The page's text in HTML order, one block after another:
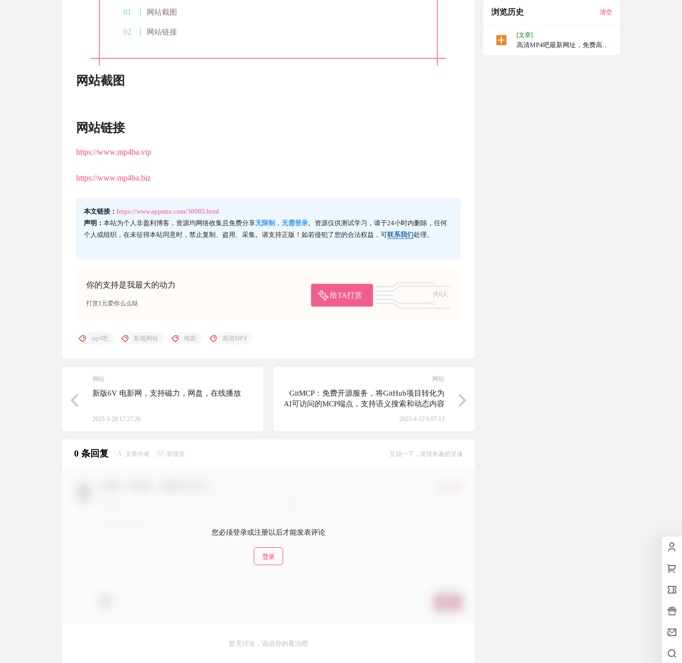
网站截图
网站链接
网站截图
网站链接
https://www.mp4ba.vip
https://www.mp4ba.biz
本文链接： https://www.appmiu.com/30085.html
声明： 本站为个人非盈利博客，资源均网络收集且免费分享无限制 ， 无需登录。资源仅供测试学习，请于24小时内删除，任何
个人或组织，在未征得本站同意时，禁止复制、盗用、采集。请支持正版！如若侵犯了您的合法权益，可联系我们处理。
你的支持是我最大的动力
给TA打赏
共0人
打赏1元爱你么么哒
mp4吧 影视网站 电影 高清MP4
网站
新版6V 电影网，支持磁力，网盘，在线播放
2025-3-28 17:27:26
网站
GitMCP：免费开源服务，将GitHub项目转化为
AI可访问的MCP端点，支持语义搜索和动态内容
获取，无需配置即可实现高效知识交互
2025-4-12 6:07:13
0 条回复 A 文章作者 M 管理员 互动一下，发现有趣的灵魂
您必须登录或注册以后才能发表评论
登录
暂无讨论，说说你的看法吧
浏览历史 清空
[文章]
高清MP4吧最新网址，免费高清